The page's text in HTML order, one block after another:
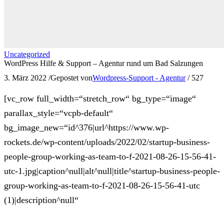
Uncategorized
WordPress Hilfe & Support – Agentur rund um Bad Salzungen
3. März 2022 /Gepostet vonWordpress-Support - Agentur / 527
[vc_row full_width=“stretch_row“ bg_type=“image“
parallax_style=“vcpb-default“
bg_image_new=“id^376|url^https://www.wp-
rockets.de/wp-content/uploads/2022/02/startup-business-
people-group-working-as-team-to-f-2021-08-26-15-56-41-
utc-1.jpg|caption^null|alt^null|title^startup-business-people-
group-working-as-team-to-f-2021-08-26-15-56-41-utc
(1)|description^null“